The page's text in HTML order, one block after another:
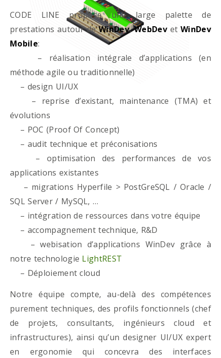
CODE LINE propose une large palette de
prestations autour deWinDev,WebDevet WinDev
Mobile:
– réalisation intégrale d’applications (en
méthode agile ou traditionnelle)
– design UI/UX
– reprise d’existant, maintenance (TMA) et
évolutions
– POC (Proof Of Concept)
– audit technique et préconisations
– optimisation des performances de vos
applications existantes
– migrations Hyperfile > PostGreSQL / Oracle /
SQL Server / MySQL, …
– intégration de ressources dans votre équipe
– accompagnement technique, R&D
– webisation d’applications WinDev grâce à
notre technologie LightREST
– Déploiement cloud
Notre équipe compte, au-delà des compétences
purement techniques, des profils fonctionnels (chef
de projets, consultants, ingénieurs cloud et
infrastructures), ainsi qu’un designer UI/UX expert
en ergonomie qui concevra des interfaces